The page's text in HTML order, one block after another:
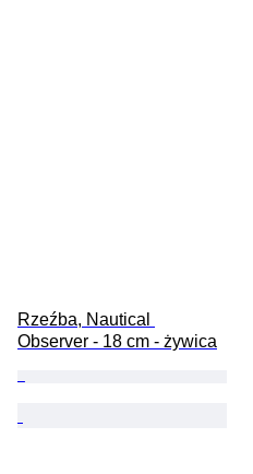
Rzeźba, Nautical
Observer - 18 cm - żywica